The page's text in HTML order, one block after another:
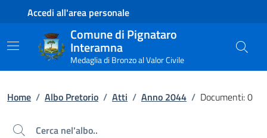
Contenuto principale
Piede di paginaAccedi all'area personale
Comune di Pignataro
Interamna
Medaglia di Bronzo al Valor Civile
Home / Albo Pretorio / Atti / Anno 2044 / Documenti: 0
Cerca